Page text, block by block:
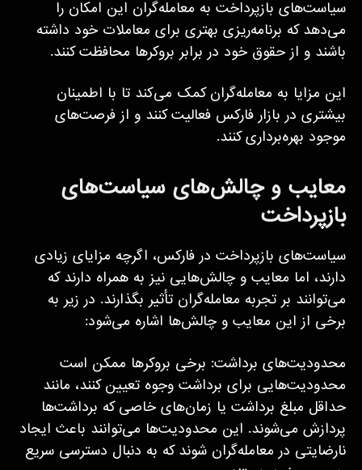
سیاست‌های بازپرداخت به معامله‌گران این امکان را
می‌دهد که برنامه‌ریزی بهتری برای معاملات خود داشته
باشند و از حقوق خود در برابر بروکرها محافظت کنند.
این مزایا به معامله‌گران کمک می‌کند تا با اطمینان
بیشتری در بازار فارکس فعالیت کنند و از فرصت‌های
موجود بهره‌برداری کنند.
معایب و چالش‌های سیاست‌های
بازپرداخت
سیاست‌های بازپرداخت در فارکس، اگرچه مزایای زیادی
دارند، اما معایب و چالش‌هایی نیز به همراه دارند که
می‌توانند بر تجربه معامله‌گران تأثیر بگذارند. در زیر به
برخی از این معایب و چالش‌ها اشاره می‌شود:
محدودیت‌های برداشت: برخی بروکرها ممکن است
محدودیت‌هایی برای برداشت وجوه تعیین کنند، مانند
حداقل مبلغ برداشت یا زمان‌های خاصی که برداشت‌ها
پردازش می‌شوند. این محدودیت‌ها می‌توانند باعث ایجاد
نارضایتی در معامله‌گران شوند که به دنبال دسترسی سریع